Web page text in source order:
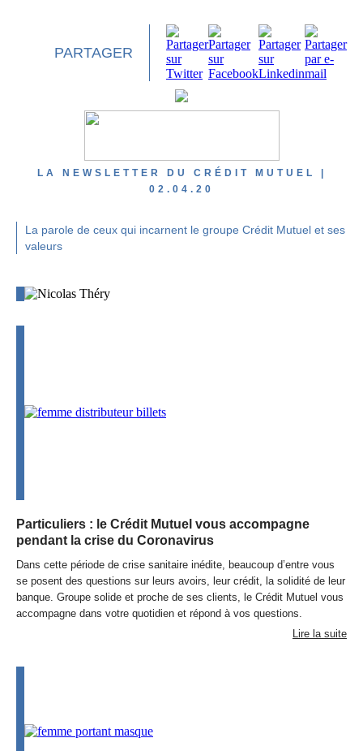
PARTAGER
LA NEWSLETTER DU CRÉDIT MUTUEL |
02.04.20
La parole de ceux qui incarnent le groupe Crédit Mutuel et ses
valeurs
Particuliers : le Crédit Mutuel vous accompagne
pendant la crise du Coronavirus
Dans cette période de crise sanitaire inédite, beaucoup d’entre vous
se posent des questions sur leurs avoirs, leur crédit, la solidité de leur
banque. Groupe solide et proche de ses clients, le Crédit Mutuel vous
accompagne dans votre quotidien et répond à vos questions.
Lire la suite